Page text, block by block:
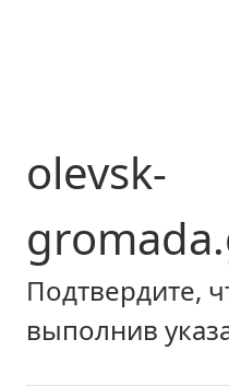
olevsk-
Подтвердите,
выполнив